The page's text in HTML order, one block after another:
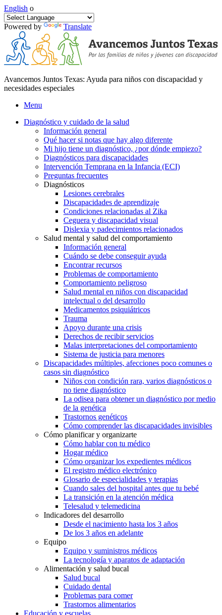
English o
Powered by Translate
Avancemos Juntos Texas: Ayuda para niños con discapacidad y
necesidades especiales
Menu
Diagnóstico y cuidado de la salud
Información general
Qué hacer si notas que hay algo diferente
Mi hijo tiene un diagnóstico, ¿por dónde empiezo?
Diagnósticos para discapacidades
Intervención Temprana en la Infancia (ECI)
Preguntas frecuentes
Diagnósticos
Lesiones cerebrales
Discapacidades de aprendizaje
Condiciones relacionadas al Zika
Ceguera y discapacidad visual
Dislexia y padecimientos relacionados
Salud mental y salud del comportamiento
Información general
Cuándo se debe conseguir ayuda
Encontrar recursos
Problemas de comportamiento
Comportamiento peligroso
Salud mental en niños con discapacidad
intelectual o del desarrollo
Medicamentos psiquiátricos
Trauma
Apoyo durante una crisis
Derechos de recibir servicios
Malas interpretaciones del comportamiento
Sistema de justicia para menores
Discapacidades múltiples, afecciones poco comunes o
casos sin diagnóstico
Niños con condición rara, varios diagnósticos o
no tiene diagnóstico
La odisea para obtener un diagnóstico por medio
de la genética
Trastornos genéticos
Cómo comprender las discapacidades invisibles
Cómo planificar y organizarte
Cómo hablar con tu médico
Hogar médico
Cómo organizar los expedientes médicos
El registro médico electrónico
Glosario de especialidades y terapias
Cuando sales del hospital antes que tu bebé
La transición en la atención médica
Telesalud y telemedicina
Indicadores del desarrollo
Desde el nacimiento hasta los 3 años
De los 3 años en adelante
Equipo
Equipo y suministros médicos
La tecnología y aparatos de adaptación
Alimentación y salud bucal
Salud bucal
Cuidado dental
Problemas para comer
Trastornos alimentarios
Educación y escuelas